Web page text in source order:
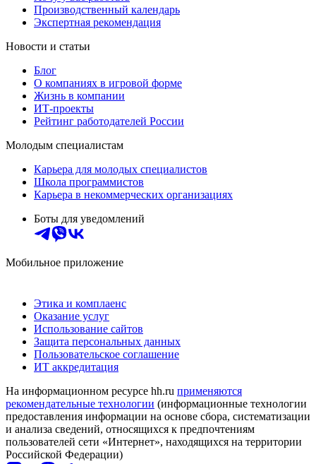
Производственный календарь
Экспертная рекомендация
Новости и статьи
Блог
О компаниях в игровой форме
Жизнь в компании
ИТ-проекты
Рейтинг работодателей России
Молодым специалистам
Карьера для молодых специалистов
Школа программистов
Карьера в некоммерческих организациях
Боты для уведомлений
Мобильное приложение
Этика и комплаенс
Оказание услуг
Использование сайтов
Защита персональных данных
Пользовательское соглашение
ИТ аккредитация
На информационном ресурсе hh.ru применяются
рекомендательные технологии (информационные технологии
предоставления информации на основе сбора, систематизации
и анализа сведений, относящихся к предпочтениям
пользователей сети «Интернет», находящихся на территории
Российской Федерации)